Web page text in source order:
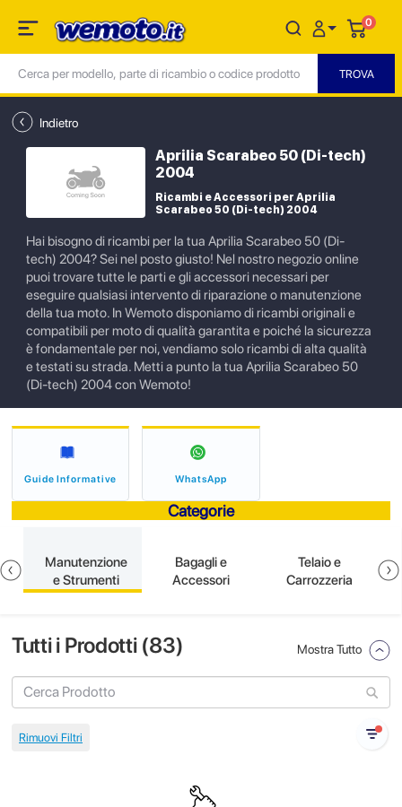
0
Indietro
Aprilia Scarabeo 50 (Di-tech)
2004
Ricambi e Accessori per Aprilia
Scarabeo 50 (Di-tech) 2004
Hai bisogno di ricambi per la tua Aprilia Scarabeo 50 (Di-
tech) 2004? Sei nel posto giusto! Nel nostro negozio online
puoi trovare tutte le parti e gli accessori necessari per
eseguire qualsiasi intervento di riparazione o manutenzione
della tua moto. In Wemoto disponiamo di ricambi originali e
compatibili per moto di qualità garantita e poiché la sicurezza
è fondamentale per noi, vendiamo solo ricambi di alta qualità
e testati su strada. Metti a punto la tua Aprilia Scarabeo 50
(Di-tech) 2004 con Wemoto!
Guide Informative WhatsApp
Categorie
Manutenzione
e Strumenti
Bagagli e
Accessori
Telaio e
Carrozzeria
Tutti i Prodotti (83) Mostra Tutto